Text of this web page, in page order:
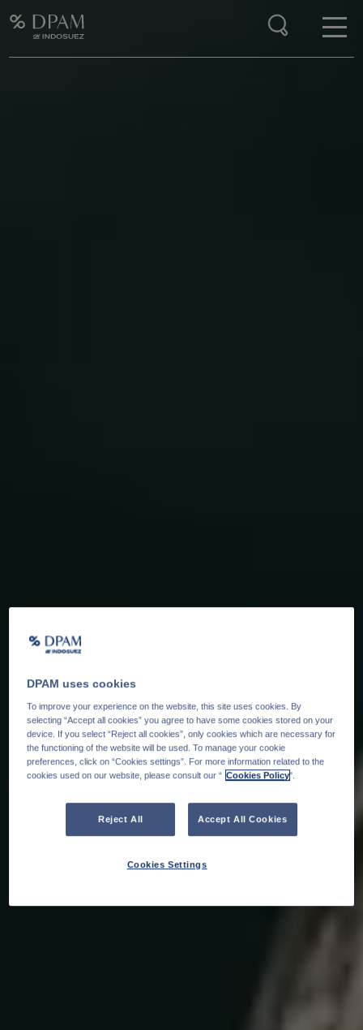
DPAM uses cookies
To improve your experience on the website, this site uses cookies. By
selecting “Accept all cookies” you agree to have some cookies stored on your
device. If you select “Reject all cookies”, only cookies which are necessary for
the functioning of the website will be used. To manage your cookie
preferences, click on “Cookies settings”. For more information related to the
cookies used on our website, please consult our “ Cookies Policy".
Reject All Accept All Cookies
Cookies Settings